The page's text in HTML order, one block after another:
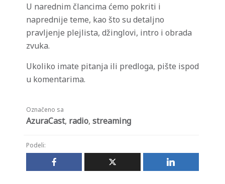
U narednim člancima ćemo pokriti i
naprednije teme, kao što su detaljno
pravljenje plejlista, džinglovi, intro i obrada
zvuka.
Ukoliko imate pitanja ili predloga, pište ispod
u komentarima.
Označeno sa
AzuraCast, radio, streaming
Podeli: